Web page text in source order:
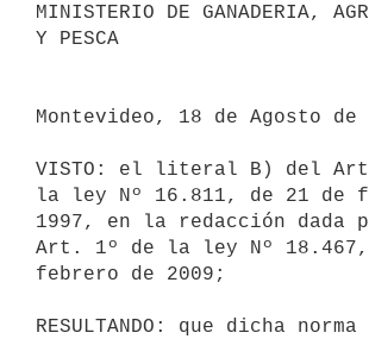
MINISTERIO DE GANADERIA,
Y PESCA
Montevideo, 18 de Agosto de
VISTO: el literal B) del
la ley Nº 16.811, de 21 de
1997, en la redacción dada
Art. 1º de la ley Nº 18.467,
febrero de 2009;
RESULTANDO: que dicha